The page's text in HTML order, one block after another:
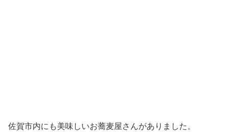
佐賀市内にも美味しいお蕎麦屋さんがありました。